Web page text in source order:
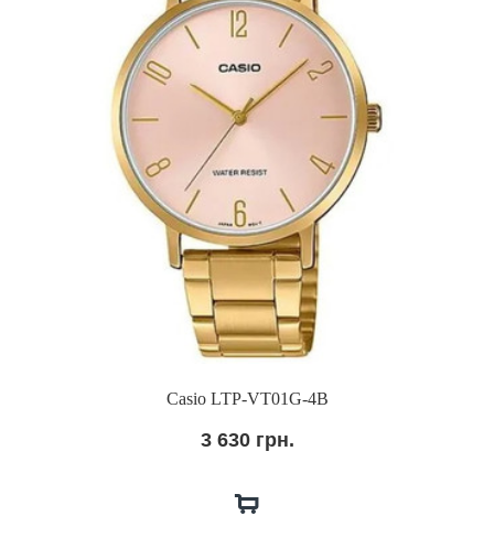
Casio LTP-VT01G-4B
3 630 грн.